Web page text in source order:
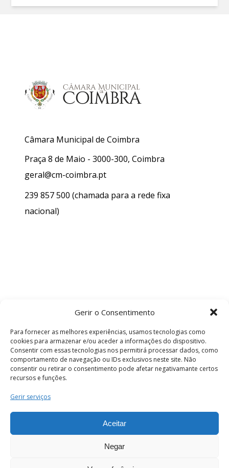
Gerir o Consentimento
Para fornecer as melhores experiências, usamos tecnologias como
cookies para armazenar e/ou aceder a informações do dispositivo.
Consentir com essas tecnologias nos permitirá processar dados, como
comportamento de navegação ou IDs exclusivos neste site. Não
consentir ou retirar o consentimento pode afetar negativamante certos
recursos e funções.
Gerir serviços
Aceitar
Negar
Câmara Municipal de Coimbra
Praça 8 de Maio - 3000-300, Coimbra
geral@cm-coimbra.pt
239 857 500 (chamada para a rede fixa
nacional)
Termos e Condições
os direitos reservados.